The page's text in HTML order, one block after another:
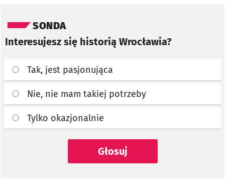
SONDA
Interesujesz się historią Wrocławia?
Tak, jest pasjonująca
Nie, nie mam takiej potrzeby
Tylko okazjonalnie
Głosuj